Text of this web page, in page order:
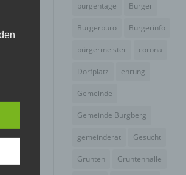
burgentage Bürger
Bürgerbüro Bürgerinfo
bürgermeister corona
Dorfplatz ehrung
Gemeinde
Gemeinde Burgberg
gemeinderat Gesucht
Grünten Grüntenhalle